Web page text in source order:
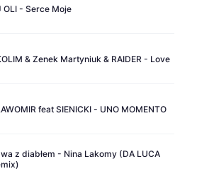
OLI - Serce Moje
& Zenek Martyniuk & RAIDER - Love
feat SIENICKI - UNO MOMENTO
z diabłem - Nina Lakomy (DA LUCA